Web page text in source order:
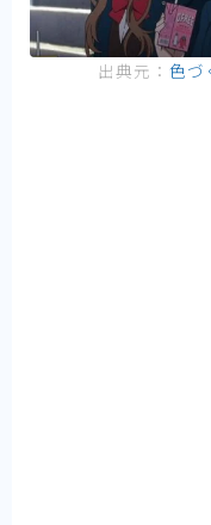
出典元：色づ